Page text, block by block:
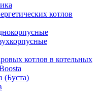
котлов
котлов в котельных
(Буста)